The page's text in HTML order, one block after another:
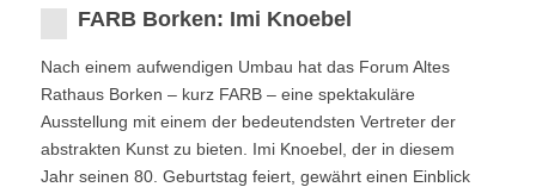
FARB Borken: Imi Knoebel
Nach einem aufwendigen Umbau hat das Forum Altes
Rathaus Borken – kurz FARB – eine spektakuläre
Ausstellung mit einem der bedeutendsten Vertreter der
abstrakten Kunst zu bieten. Imi Knoebel, der in diesem
Jahr seinen 80. Geburtstag feiert, gewährt einen Einblick